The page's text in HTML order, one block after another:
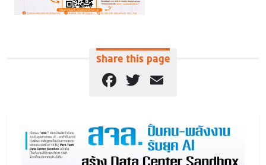
Share this page
Facebook
Twitter